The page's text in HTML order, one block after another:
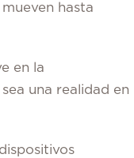
hasta
en la
una realidad en